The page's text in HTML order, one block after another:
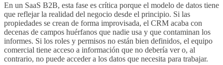
En un SaaS B2B, esta fase es crítica porque el modelo de datos tiene
que reflejar la realidad del negocio desde el principio. Si las
propiedades se crean de forma improvisada, el CRM acaba con
decenas de campos huérfanos que nadie usa y que contaminan los
informes. Si los roles y permisos no están bien definidos, el equipo
comercial tiene acceso a información que no debería ver o, al
contrario, no puede acceder a los datos que necesita para trabajar.